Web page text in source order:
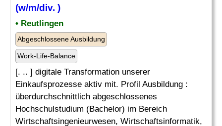
(w/m/div. )
• Reutlingen
Abgeschlossene Ausbildung
Work-Life-Balance
[. .. ] digitale Transformation unserer
Einkaufsprozesse aktiv mit. Profil Ausbildung :
überdurchschnittlich abgeschlossenes
Hochschulstudium (Bachelor) im Bereich
Wirtschaftsingenieurwesen, Wirtschaftsinformatik,